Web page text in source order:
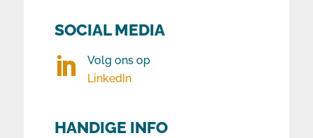
SOCIAL MEDIA

Volg ons op
LinkedIn
HANDIGE INFO